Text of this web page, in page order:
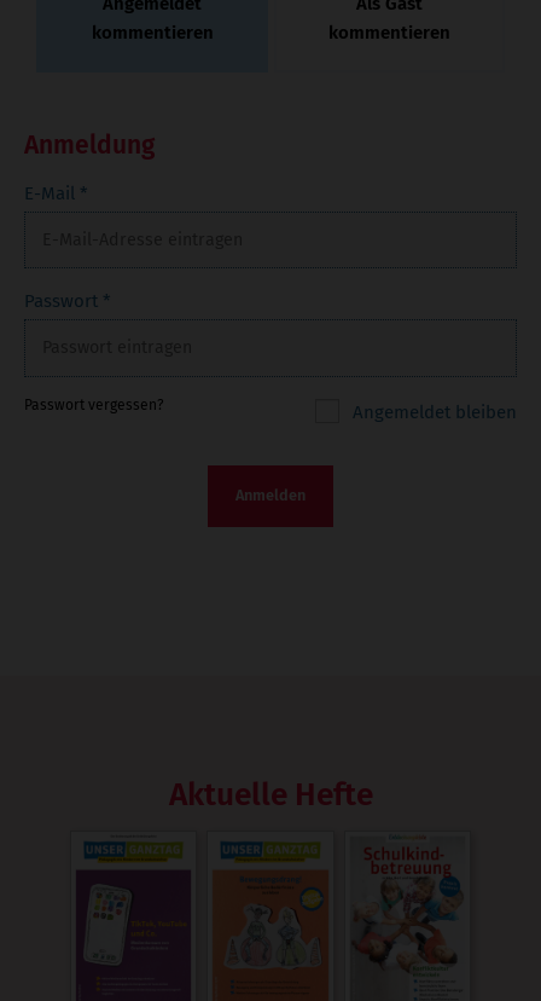
kommentieren
kommentieren
Anmeldung
E-Mail *
Passwort *
Passwort vergessen? Angemeldet bleiben
Anmelden
Aktuelle Hefte